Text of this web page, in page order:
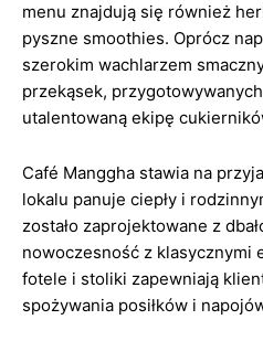
menu znajdują się również
pyszne smoothies. Oprócz
szerokim wachlarzem
przekąsek,
utalentowaną ekipę
Café Manggha stawia na
lokalu panuje ciepły i
zostało zaprojektowane z
nowoczesność z klasycznymi
fotele i stoliki zapewniają
spożywania posiłków i